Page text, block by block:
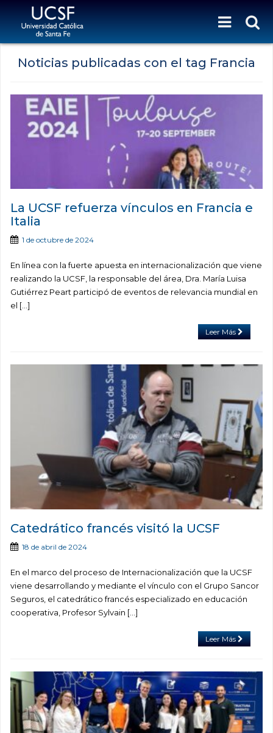
Noticias publicadas con el tag Francia
La UCSF refuerza vínculos en Francia e
Italia
1 de octubre de 2024
En línea con la fuerte apuesta en internacionalización que viene
realizando la UCSF, la responsable del área, Dra. María Luisa
Gutiérrez Peart participó de eventos de relevancia mundial en
el […]
Leer Más
Catedrático francés visitó la UCSF
18 de abril de 2024
En el marco del proceso de Internacionalización que la UCSF
viene desarrollando y mediante el vínculo con el Grupo Sancor
Seguros, el catedrático francés especializado en educación
cooperativa, Profesor Sylvain […]
Leer Más